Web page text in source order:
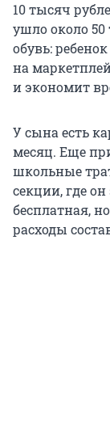
10 тысяч
ушло около50
обувь:
на
и экономит
У сына есть
месяц. Еще
школьные
секции, где
бесплатная,
расходы